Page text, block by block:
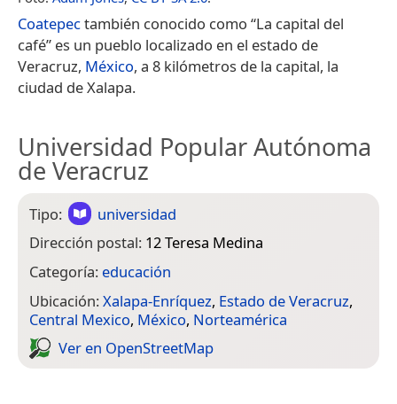
Coatepectambién conocido como “La capital del
café” es un pueblo localizado en el estado de
Veracruz, México, a 8 kilómetros de la capital, la
ciudad de Xalapa.
Universidad Popular Autónoma
de Veracruz
Tipo:
universidad
Dirección postal: 12 Teresa Medina
Categoría: educación
Ubicación:Xalapa-Enríquez, Estado de Veracruz,
Central Mexico, México, Norteamérica
Ver en Open­Street­Map